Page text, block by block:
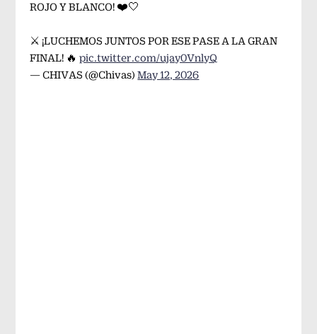
ROJO Y BLANCO! ❤️🤍
⚔️ ¡LUCHEMOS JUNTOS POR ESE PASE A LA GRAN
FINAL! 🔥pic.twitter.com/ujay0VnlyQ
— CHIVAS (@Chivas)May 12, 2026